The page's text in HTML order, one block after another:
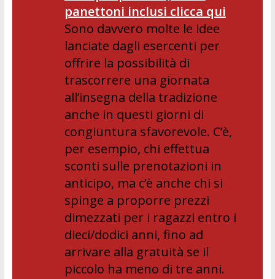
panettoni inclusi clicca qui
Sono davvero molte le idee
lanciate dagli esercenti per
offrire la possibilità di
trascorrere una giornata
all’insegna della tradizione
anche in questi giorni di
congiuntura sfavorevole. C’è,
per esempio, chi effettua
sconti sulle prenotazioni in
anticipo, ma c’è anche chi si
spinge a proporre prezzi
dimezzati per i ragazzi entro i
dieci/dodici anni, fino ad
arrivare alla gratuità se il
piccolo ha meno di tre anni.